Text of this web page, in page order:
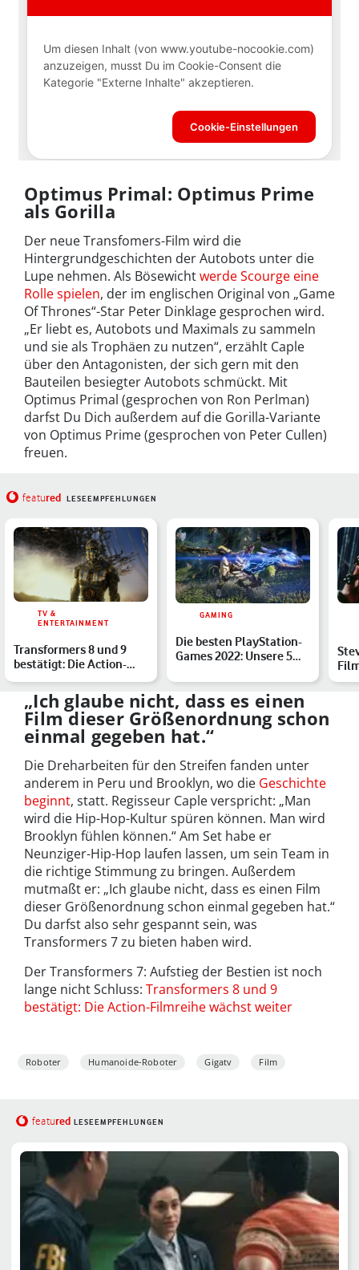
Optimus Primal: Optimus Prime
als Gorilla
Der neue Transfomers-Film wird die
Hintergrundgeschichten der Autobots unter die
Lupe nehmen. Als Bösewichtwerde Scourge eine
Rolle spielen, der im englischen Original von „Game
Of Thrones“-Star Peter Dinklage gesprochen wird.
„Er liebt es, Autobots und Maximals zu sammeln
und sie als Trophäen zu nutzen“, erzählt Caple
über den Antagonisten, der sich gern mit den
Bauteilen besiegter Autobots schmückt. Mit
Optimus Primal (gesprochen von Ron Perlman)
darfst Du Dich außerdem auf die Gorilla-Variante
von Optimus Prime (gesprochen von Peter Cullen)
freuen.
featured LESEEMPFEHLUNGEN
TV &
ENTERTAINMENT
Transformers 8 und 9
bestätigt: Die Action-
Filmreihe wächst weite…
GAMING
Die besten PlayStation-
Games 2022: Unsere 5
„Ich glaube nicht, dass es einen
Film dieser Größenordnung schon
einmal gegeben hat.“
Die Dreharbeiten für den Streifen fanden unter
anderem in Peru und Brooklyn, wo die Geschichte
beginnt, statt. Regisseur Caple verspricht: „Man
wird die Hip-Hop-Kultur spüren können. Man wird
Brooklyn fühlen können.“ Am Set habe er
Neunziger-Hip-Hop laufen lassen, um sein Team in
die richtige Stimmung zu bringen. Außerdem
mutmaßt er: „Ich glaube nicht, dass es einen Film
dieser Größenordnung schon einmal gegeben hat.“
Du darfst also sehr gespannt sein, was
Transformers 7 zu bieten haben wird.
Der Transformers 7: Aufstieg der Bestien ist noch
lange nicht Schluss: Transformers 8 und 9
bestätigt: Die Action-Filmreihe wächst weiter
Roboter Humanoide-Roboter Gigatv Film
featured LESEEMPFEHLUNGEN